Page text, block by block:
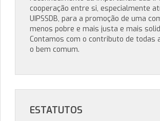
cooperação entre si, especialmente
UIPSSDB, para a promoção de uma
menos pobre e mais justa e mais
Contamos com o contributo de todas
o bem comum.
ESTATUTOS